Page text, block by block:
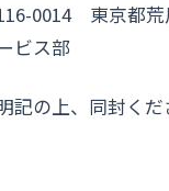
0014 東京都
ビス部
記の上、同封くだ